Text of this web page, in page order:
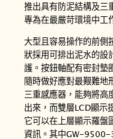
推出具有防泥結構及三
專為在最嚴苛環境中工
大型且容易操作的前側
狀採用可排出泥水的設
護。按鈕軸配有密封墊
隨時做好應對最艱難地
三重感應器，能夠將高
出來，而雙層LCD顯示
它可以在上層顯示羅盤
資訊。其中GW-